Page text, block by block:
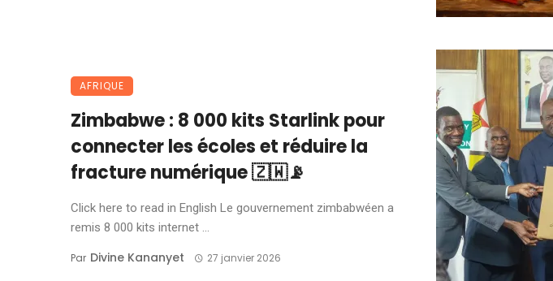
AFRIQUE
Zimbabwe : 8 000 kits Starlink pour
connecter les écoles et réduire la
fracture numérique 🇿🇼📡
Click here to read in English Le gouvernement zimbabwéen a
remis 8 000 kits internet ...
Par Divine Kananyet 27 janvier 2026